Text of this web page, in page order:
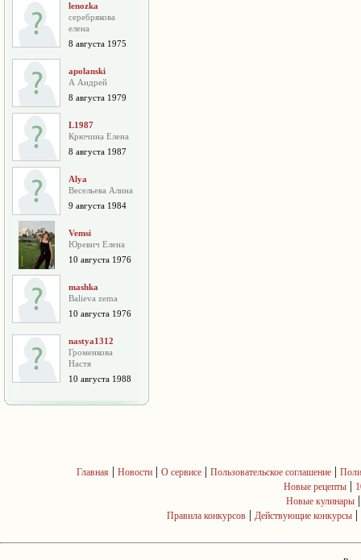
lenozka
серебрякова
елена
8 августа 1975
apolanski
А Андрей
8 августа 1979
L1987
Крючина Елена
8 августа 1987
Alya
Весельева Алина
9 августа 1984
Vemsi
Юревич Елена
10 августа 1976
mashka
Balieva zema
10 августа 1976
nastya1312
Громенкова
Настя
10 августа 1988
Главная | Новости| О сервисе| Пользовательское соглашение|
Новые рецепты |
Новые кулинары
Правила конкурсов | Действующие конкурсы |